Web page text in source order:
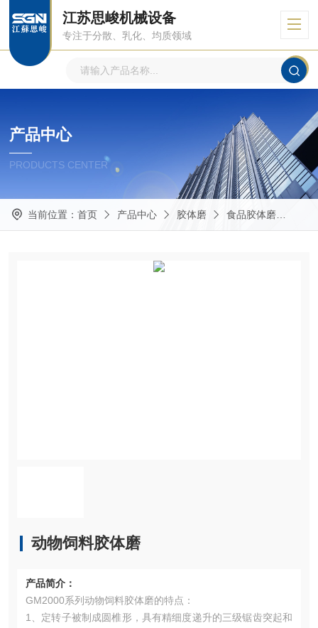
江苏思峻机械设备
专注于分散、乳化、均质领域
产品中心
PRODUCTS CENTER
当前位置： 首页 产品中心 胶体磨 食品胶体磨
动物饲料胶体磨
产品简介：
GM2000系列动物饲料胶体磨的特点：
1、定转子被制成圆椎形，具有精细度递升的三级锯齿突起和